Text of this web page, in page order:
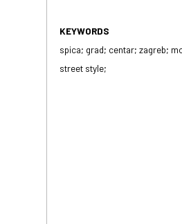
KEYWORDS
spica; grad; centar; zagreb;
street style;